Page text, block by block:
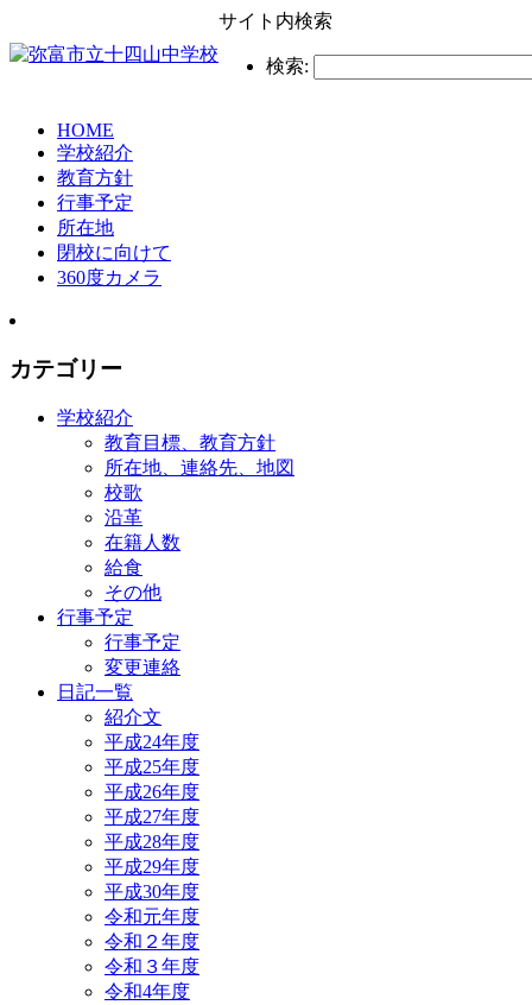
サイト内検索
検索:
HOME
学校紹介
教育方針
行事予定
所在地
閉校に向けて
360度カメラ
カテゴリー
学校紹介
教育目標、教育方針
所在地、連絡先、地図
校歌
沿革
在籍人数
給食
その他
行事予定
行事予定
変更連絡
日記一覧
紹介文
平成24年度
平成25年度
平成26年度
平成27年度
平成28年度
平成29年度
平成30年度
令和元年度
令和２年度
令和３年度
令和4年度